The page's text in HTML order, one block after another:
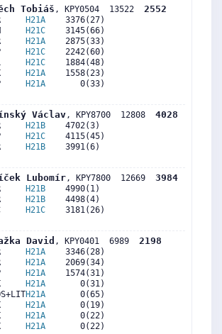
Tobiáš , KPY0504  13522 2552
H21A
    3376(27)
H21C
    3145(66)
H21A
    2875(33)
H21C
    2242(60)
H21C
    1884(48)
H21A
    1558(23)
H21A
       0(33)
Václav, KPY8700  12808 4028
H21B
    4702(3)
H21C
    4115(45)
H21B
    3991(6)
Lubomír, KPY7800  12669 3984
H21B
    4990(1)
H21B
    4498(4)
H21C
    3181(26)
David , KPY0401  6989 2198
H21A
    3346(28)
H21A
    2069(34)
H21A
    1574(31)
H21A
       0(31)
H21A
       0(65)
H21A
       0(19)
H21A
       0(22)
H21A
       0(22)